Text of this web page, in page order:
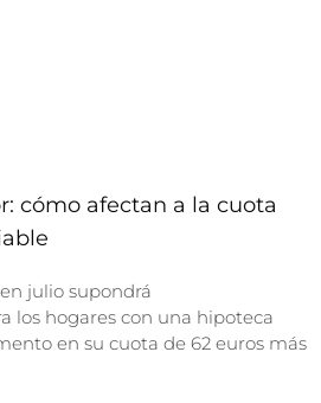
cómo afectan a la cuota
julio supondrá
los hogares con una hipoteca
en su cuota de 62 euros más